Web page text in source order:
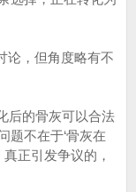
论，但角度略有不
后的骨灰可以合法
题不在于‘骨灰在
正引发争议的，